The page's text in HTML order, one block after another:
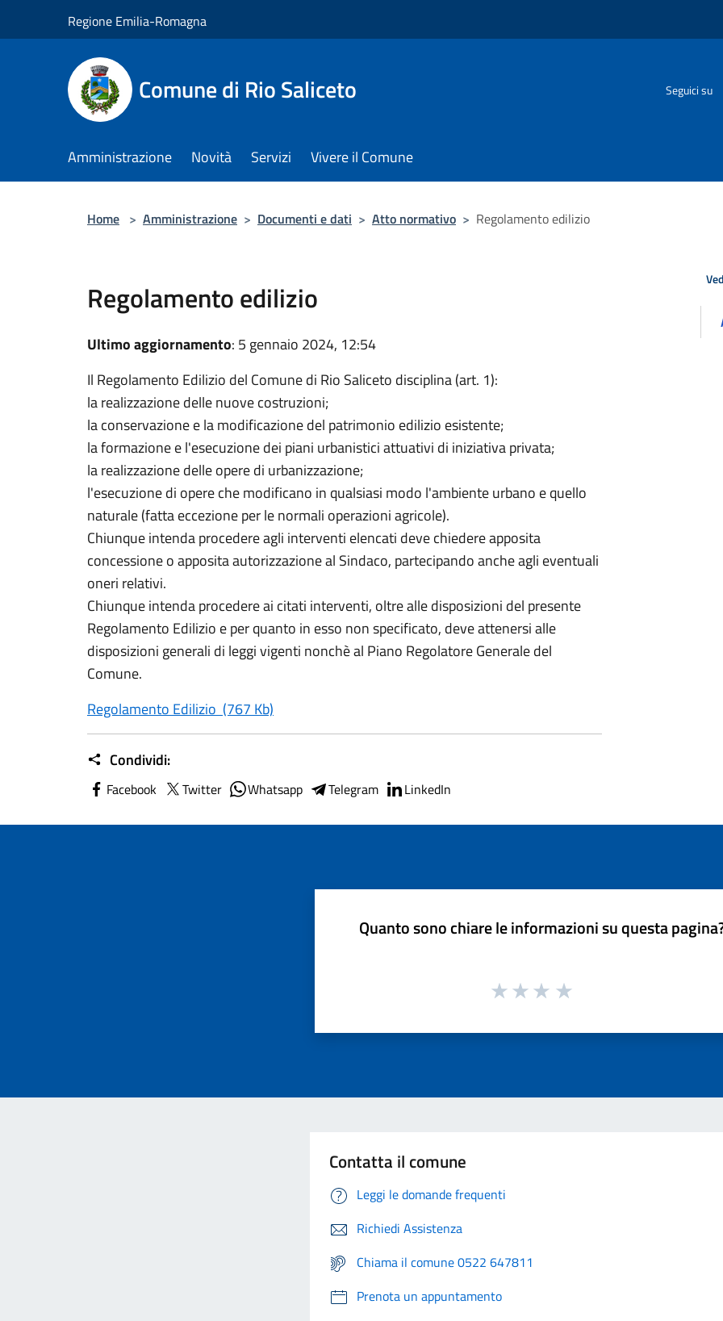
Regione Emilia-Romagna
Comune di Rio Saliceto Seguici su
Amministrazione Novità Servizi Vivere il Comune
Home > Amministrazione > Documenti e dati > Atto normativo > Regolamento edilizio
Regolamento edilizio
Ultimo aggiornamento: 5 gennaio 2024, 12:54
Il Regolamento Edilizio del Comune di Rio Saliceto disciplina (art. 1):
la realizzazione delle nuove costruzioni;
la conservazione e la modificazione del patrimonio edilizio esistente;
la formazione e l'esecuzione dei piani urbanistici attuativi di iniziativa privata;
la realizzazione delle opere di urbanizzazione;
l'esecuzione di opere che modificano in qualsiasi modo l'ambiente urbano e quello
naturale (fatta eccezione per le normali operazioni agricole).
Chiunque intenda procedere agli interventi elencati deve chiedere apposita
concessione o apposita autorizzazione al Sindaco, partecipando anche agli eventuali
oneri relativi.
Chiunque intenda procedere ai citati interventi, oltre alle disposizioni del presente
Regolamento Edilizio e per quanto in esso non specificato, deve attenersi alle
disposizioni generali di leggi vigenti nonchè al Piano Regolatore Generale del
Comune.
Regolamento Edilizio (767 Kb)
Condividi:
Facebook Twitter Whatsapp Telegram LinkedIn
Quanto sono chiare le informazioni su questa
Contatta il comune
Leggi le domande frequenti
Richiedi Assistenza
Chiama il comune 0522 647811
Prenota un appuntamento